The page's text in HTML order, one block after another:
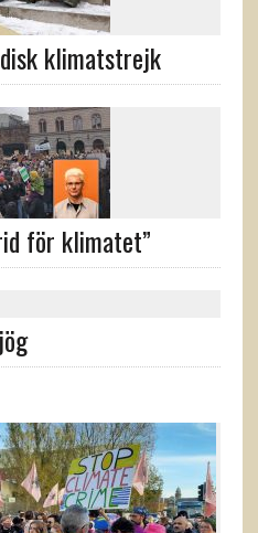
klimatstrejk
för klimatet”